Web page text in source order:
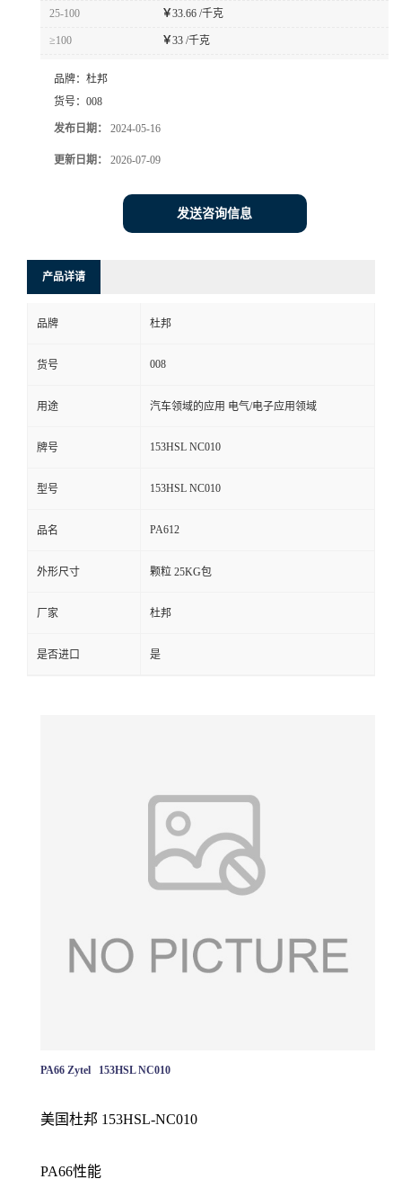
式
在
线
25-100 ￥33.66 /千克
≥100 ￥33 /千克
品牌： 杜邦
货号： 008
发布日期： 2024-05-16
更新日期： 2026-07-09
发送咨询信息
产品详请
品牌 杜邦
货号 008
用途 汽车领域的应用 电气/电子应用领域
牌号 153HSL NC010
型号 153HSL NC010
品名 PA612
外形尺寸 颗粒 25KG包
厂家 杜邦
是否进口 是
PA66 Zytel 153HSL NC010
美国杜邦 153HSL-NC010
PA66性能